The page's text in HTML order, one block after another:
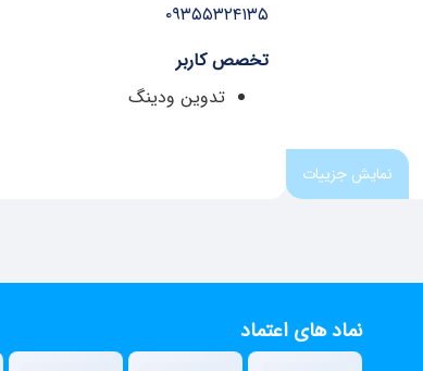
نمایش جزییات
۰۹۳۵۵۳۲۴۱۳۵
تخصص کاربر
تدوین ودینگ
نماد های اعتماد